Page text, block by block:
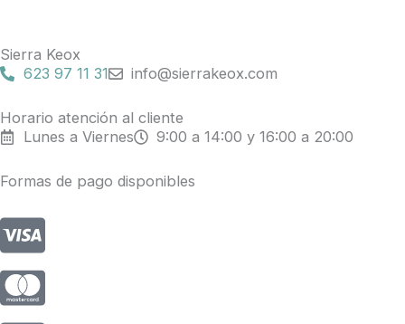
b
o
k
o
k
g
a
m
Sierra Keox
623 97 11 31
info@sierrakeox.com
Horario atención al cliente
Lunes a Viernes
9:00 a 14:00 y 16:00 a 20:00
Formas de pago disponibles